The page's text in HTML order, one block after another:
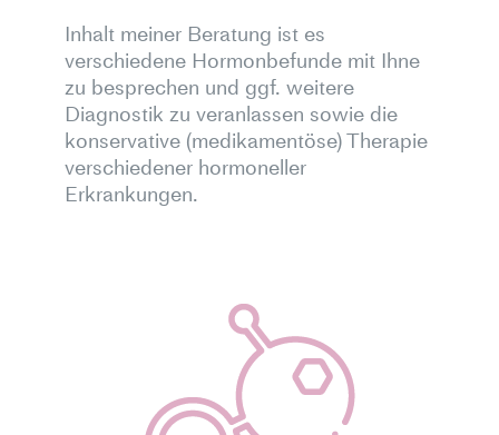
Inhalt meiner Beratung ist es
verschiedene Hormonbefunde mit Ihne
zu besprechen und ggf. weitere
Diagnostik zu veranlassen sowie die
konservative (medikamentöse) Therapie
verschiedener hormoneller
Erkrankungen.